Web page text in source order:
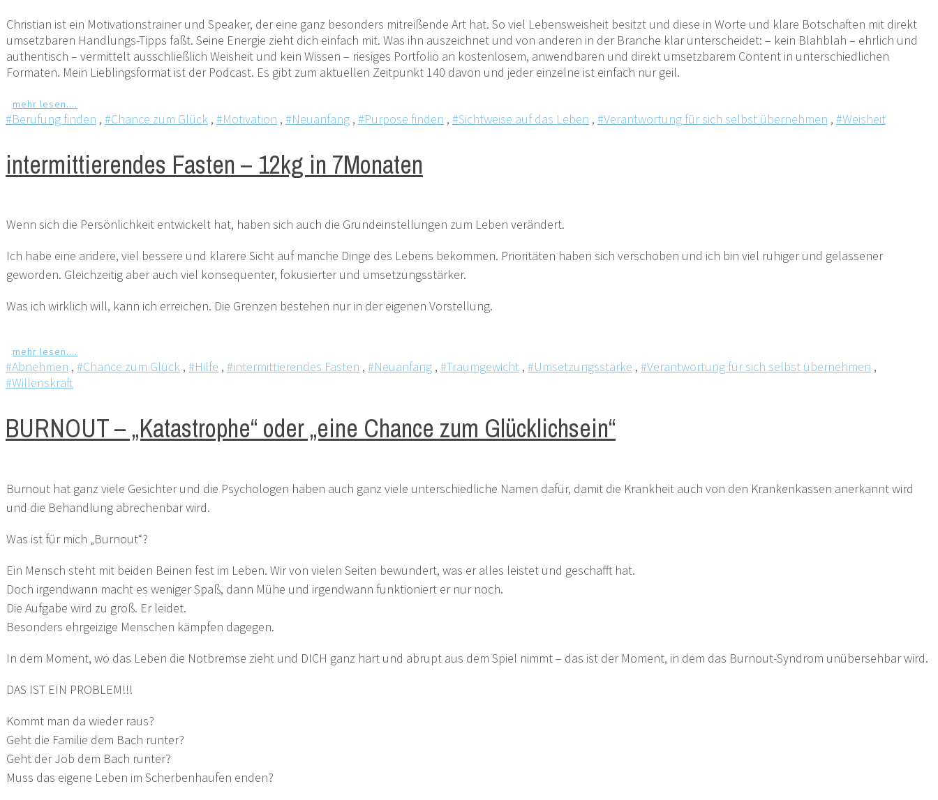
Christian ist ein Motivationstrainer und Speaker, der eine ganz besonders mitreißende Art hat. So viel Lebensweisheit besitzt und diese in Worte und klare Botschaften mit direkt
umsetzbaren Handlungs-Tipps faßt. Seine Energie zieht dich einfach mit. Was ihn auszeichnet und von anderen in der Branche klar unterscheidet: – kein Blahblah – ehrlich und
authentisch – vermittelt ausschließlich Weisheit und kein Wissen – riesiges Portfolio an kostenlosem, anwendbaren und direkt umsetzbarem Content in unterschiedlichen
Formaten. Mein Lieblingsformat ist der Podcast. Es gibt zum aktuellen Zeitpunkt 140 davon und jeder einzelne ist einfach nur geil.
mehr lesen....
#Berufung finden , #Chance zum Glück , #Motivation , #Neuanfang , #Purpose finden , #Sichtweise auf das Leben , #Verantwortung für sich selbst übernehmen , #Weisheit
intermittierendes Fasten – 12kg in 7Monaten
Wenn sich die Persönlichkeit entwickelt hat, haben sich auch die Grundeinstellungen zum Leben verändert.
Ich habe eine andere, viel bessere und klarere Sicht auf manche Dinge des Lebens bekommen. Prioritäten haben sich verschoben und ich bin viel ruhiger und gelassener
geworden. Gleichzeitig aber auch viel konsequenter, fokusierter und umsetzungsstärker.
Was ich wirklich will, kann ich erreichen. Die Grenzen bestehen nur in der eigenen Vorstellung.
mehr lesen....
#Abnehmen , #Chance zum Glück , #Hilfe , #intermittierendes Fasten , #Neuanfang , #Traumgewicht , #Umsetzungsstärke , #Verantwortung für sich selbst übernehmen ,
#Willenskraft
BURNOUT – „Katastrophe“ oder „eine Chance zum Glücklichsein“
Burnout hat ganz viele Gesichter und die Psychologen haben auch ganz viele unterschiedliche Namen dafür, damit die Krankheit auch von den Krankenkassen anerkannt wird
und die Behandlung abrechenbar wird.
Was ist für mich „Burnout“?
Ein Mensch steht mit beiden Beinen fest im Leben. Wir von vielen Seiten bewundert, was er alles leistet und geschafft hat.
Doch irgendwann macht es weniger Spaß, dann Mühe und irgendwann funktioniert er nur noch.
Die Aufgabe wird zu groß. Er leidet.
Besonders ehrgeizige Menschen kämpfen dagegen.
In dem Moment, wo das Leben die Notbremse zieht und DICH ganz hart und abrupt aus dem Spiel nimmt – das ist der Moment, in dem das Burnout-Syndrom unübersehbar wird.
DAS IST EIN PROBLEM!!!
Kommt man da wieder raus?
Geht die Familie dem Bach runter?
Geht der Job dem Bach runter?
Muss das eigene Leben im Scherbenhaufen enden?